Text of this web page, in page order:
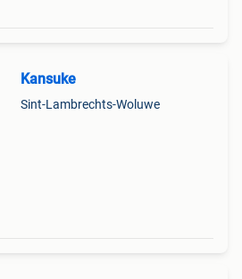
Kansuke
Sint-Lambrechts-Woluwe